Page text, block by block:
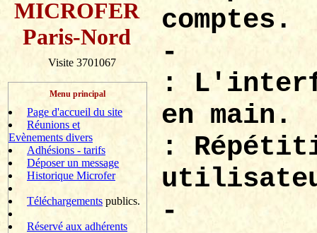
MICROFER
Paris-Nord
Visite 3701067
Menu principal
Page d'accueil du site
Réunions et
Evènements divers
Adhésions - tarifs
Déposer un message
Historique Microfer
Téléchargements publics.
Réservé aux adhérents
comptes.
-
:
en main.
:
-